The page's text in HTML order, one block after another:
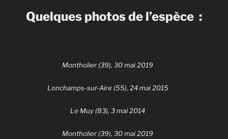
Quelques photos de l’espèce :
Montholier (39), 30 mai 2019
Lonchamps-sur-Aire (55), 24 mai 2015
Le Muy (83), 3 mai 2014
Montholier (39), 30 mai 2019